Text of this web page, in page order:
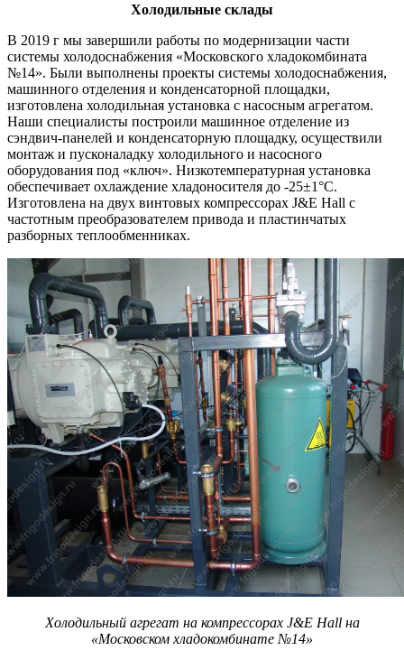
Холодильные склады
В 2019 г мы завершили работы по модернизации части
системы холодоснабжения «Московского хладокомбината
№14». Были выполнены проекты системы холодоснабжения,
машинного отделения и конденсаторной площадки,
изготовлена холодильная установка с насосным агрегатом.
Наши специалисты построили машинное отделение из
сэндвич-панелей и конденсаторную площадку, осуществили
монтаж и пусконаладку холодильного и насосного
оборудования под «ключ». Низкотемпературная установка
обеспечивает охлаждение хладоносителя до -25±1°С.
Изготовлена на двух винтовых компрессорах J&E Hall с
частотным преобразователем привода и пластинчатых
разборных теплообменниках.
Холодильный агрегат на компрессорах J&E Hall на
«Московском хладокомбинате №14»